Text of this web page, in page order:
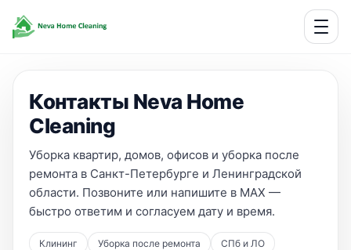
Контакты Neva Home
Cleaning
Уборка квартир, домов, офисов и уборка после
ремонта в Санкт-Петербурге и Ленинградской
области. Позвоните или напишите в MAX —
быстро ответим и согласуем дату и время.
Клининг Уборка после ремонта СПб и ЛО